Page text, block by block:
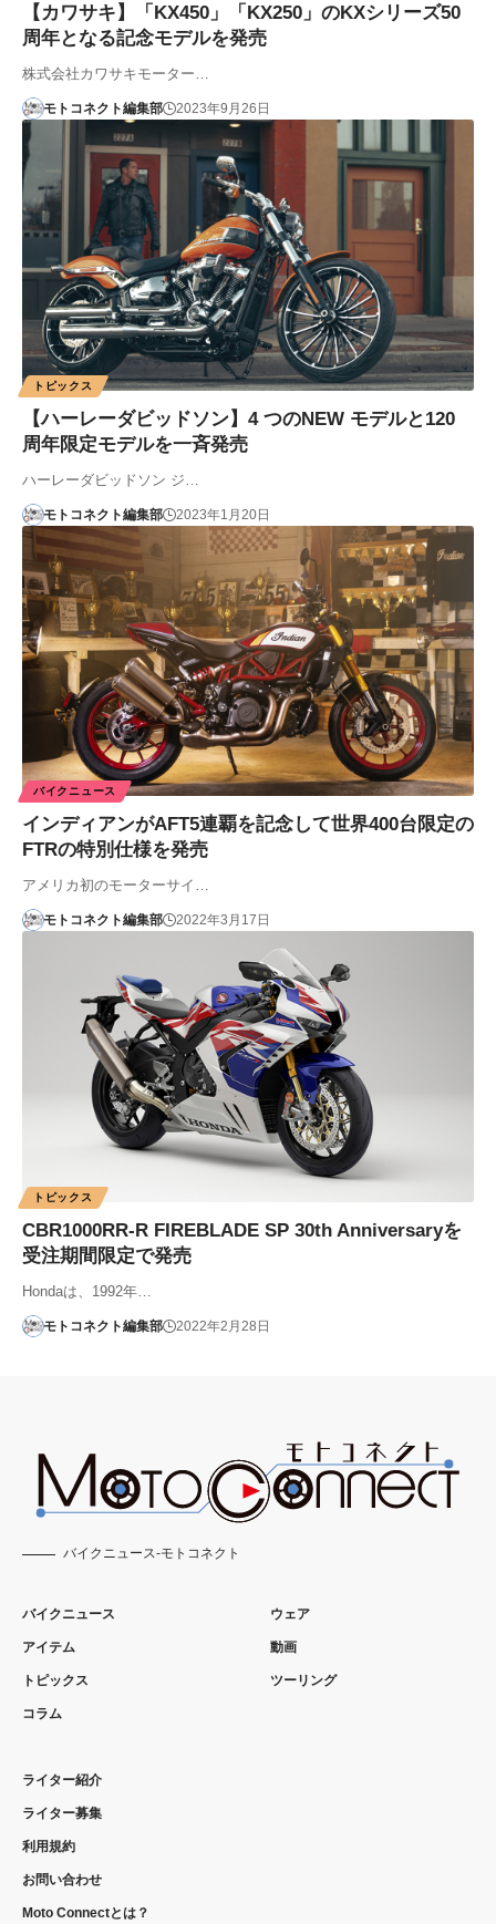
【カワサキ】「KX450」「KX250」のKXシリーズ50
周年となる記念モデルを発売
株式会社カワサキモーター…
モトコネクト編集部 2023年9月26日
トピックス
【ハーレーダビッドソン】4 つのNEW モデルと120
周年限定モデルを一斉発売
ハーレーダビッドソン ジ…
モトコネクト編集部 2023年1月20日
バイクニュース
インディアンがAFT5連覇を記念して世界400台限定の
FTRの特別仕様を発売
アメリカ初のモーターサイ…
モトコネクト編集部 2022年3月17日
トピックス
CBR1000RR-R FIREBLADE SP 30th Anniversaryを
受注期間限定で発売
Hondaは、1992年…
モトコネクト編集部 2022年2月28日
バイクニュース-モトコネクト
バイクニュース
アイテム
トピックス
コラム
ウェア
動画
ツーリング
ライター紹介
ライター募集
利用規約
お問い合わせ
Moto Connectとは？